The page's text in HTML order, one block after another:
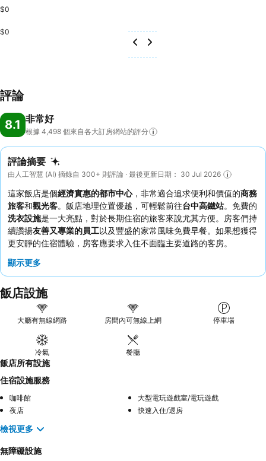
$0
$0
評論
8.1 非常好
根據 4,498 個來自各大訂房網站的評分
評論摘要
由人工智慧 (AI) 摘錄自 300+ 則評論 · 最後更新日期： 30 Jul 2026
這家飯店是個經濟實惠的都市中心，非常適合追求便利和價值的商務
旅客和觀光客。飯店地理位置優越，可輕鬆前往台中高鐵站。免費的
洗衣設施是一大亮點，對於長期住宿的旅客來說尤其方便。房客們持
續讚揚友善又專業的員工以及豐盛的家常風味免費早餐。如果想獲得
更安靜的住宿體驗，房客應要求入住不面臨主要道路的客房。
顯示更多
飯店設施
大廳有無線網路 房間內可無線上網 停車場
冷氣 餐廳
飯店所有設施
住宿設施服務
咖啡館
大型電玩遊戲室/電玩遊戲
夜店
快速入住/退房
檢視更多
無障礙設施